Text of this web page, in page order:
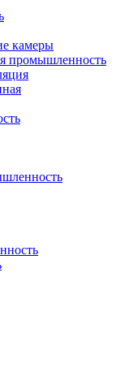
камеры
промышленность